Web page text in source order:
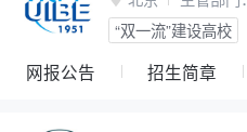
“双一流”建设高校
网报公告 招生简章